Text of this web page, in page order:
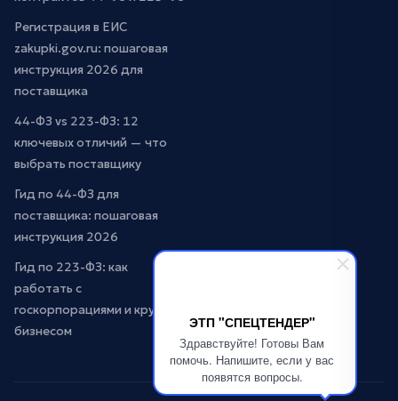
ЭТП "СПЕЦТЕНДЕР"
Здравствуйте! Готовы Вам
помочь. Напишите, если у вас
появятся вопросы.
Регистрация в ЕИС
zakupki.gov.ru: пошаговая
инструкция 2026 для
поставщика
44-ФЗ vs 223-ФЗ: 12
ключевых отличий — что
выбрать поставщику
Гид по 44-ФЗ для
поставщика: пошаговая
инструкция 2026
Гид по 223-ФЗ: как
работать с
госкорпорациями и крупным
бизнесом